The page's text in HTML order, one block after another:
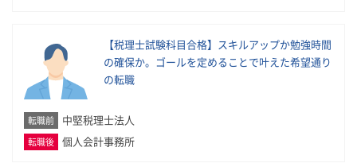
【税理士試験科目合格】スキルアップか勉強時間
の確保か。ゴールを定めることで叶えた希望通り
の転職
転職前 中堅税理士法人
転職後 個人会計事務所